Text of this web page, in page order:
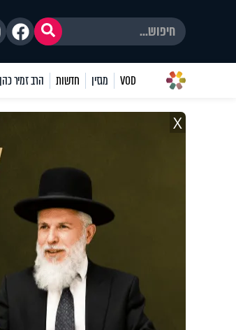
VOD מגזין חדשות הרב זמיר כהן
X